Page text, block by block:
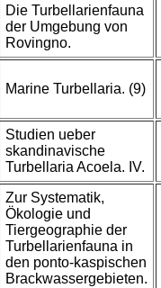
Die Turbellarienfauna
der Umgebung von
Rovingno.
Marine Turbellaria. (9)
Studien ueber
skandinavische
Turbellaria Acoela. IV.
Zur Systematik,
Ökologie und
Tiergeographie der
Turbellarienfauna in
den ponto-kaspischen
Brackwassergebieten.